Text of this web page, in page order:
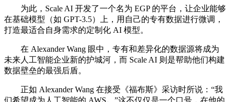
为此，Scale AI 开发了一个名为 EGP 的平台，让企业能够
在基础模型（如 GPT-3.5）上，用自己的专有数据进行微调，
打造最适合自身需求的定制化 AI 模型。
在 Alexander Wang 眼中，专有和差异化的数据源将成为
未来人工智能企业新的护城河，而 Scale AI 则是帮助他们构建
数据壁垒的最强后盾。
正如 Alexander Wang 在接受《福布斯》采访时所说：“我